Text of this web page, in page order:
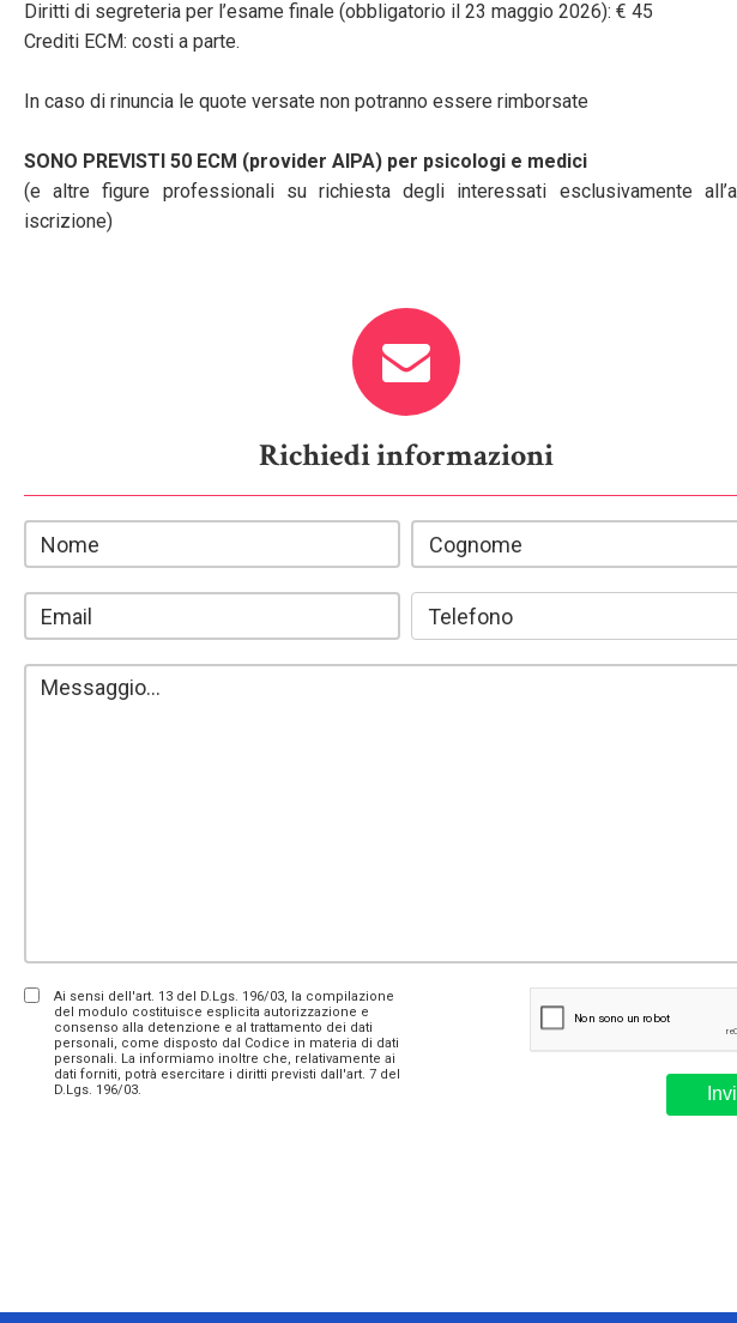
Diritti di segreteria per l’esame finale (obbligatorio il 23 maggio 2026): € 45
Crediti ECM: costi a parte.
In caso di rinuncia le quote versate non potranno essere rimborsate
SONO PREVISTI 50 ECM (provider AIPA) per psicologi e medici
(e altre figure professionali su richiesta degli interessati esclusivamente
iscrizione)
Richiedi informazioni
Ai sensi dell'art. 13 del D.Lgs. 196/03, la compilazione
del modulo costituisce esplicita autorizzazione e
consenso alla detenzione e al trattamento dei dati
personali, come disposto dal Codice in materia di dati
personali. La informiamo inoltre che, relativamente ai
dati forniti, potrà esercitare i diritti previsti dall'art. 7 del
D.Lgs. 196/03.